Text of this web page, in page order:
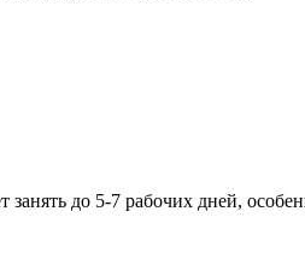
до 5-7 рабочих дней,